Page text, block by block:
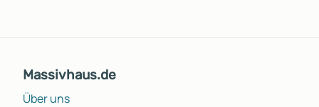
Massivhaus.de
Über uns